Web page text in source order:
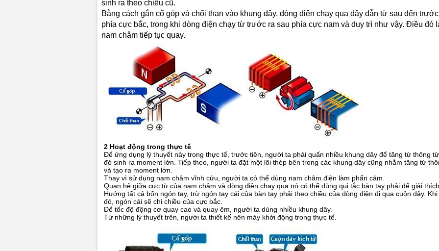
sinh ra theo chiều cũ.
Bằng cách gắn cổ góp và chổi than vào khung dây, dòng điện chạy qua dây dẫn từ sau đến trước
phía cực bắc, trong khi dòng điện chạy từ trước ra sau phía cực nam và duy trì như vậy. Điều đó
nam châm tiếp tục quay.
2 Hoạt động trong thực tế
Để ứng dụng lý thuyết này trong thực tế, trước tiên, người ta phải quấn nhiều khung dây để tăng từ thông từ
đó sinh ra moment lớn. Tiếp theo, người ta đặt một lõi thép bên trong các khung dây cũng nhằm tăng từ
và tạo ra moment lớn.
Thay vì sử dụng nam châm vĩnh cửu, người ta có thể dùng nam châm điện làm phẩn cảm.
Quan hệ giữa cực từ của nam châm và dòng điện chạy qua nó có thể dùng qui tắc bàn tay phải để giải thích.
Hướng tất cả bốn ngón tay, trừ ngón tay cái của bàn tay phải theo chiều của dòng điện đi qua cuộn dây. Khi
đó, ngón cái sẽ chỉ chiều của cực bắc.
Để tốc độ động cơ quay cao và quay êm, người ta dùng nhiều khung dây.
Từ những lý thuyết trên, người ta thiết kế nên máy khởi động trong thực tế.